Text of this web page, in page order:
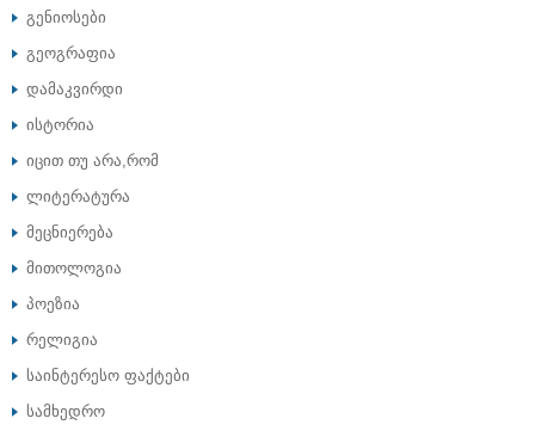
გენიოსები
გეოგრაფია
დამაკვირდი
ისტორია
იცით თუ არა,რომ
ლიტერატურა
მეცნიერება
მითოლოგია
პოეზია
რელიგია
საინტერესო ფაქტები
სამხედრო